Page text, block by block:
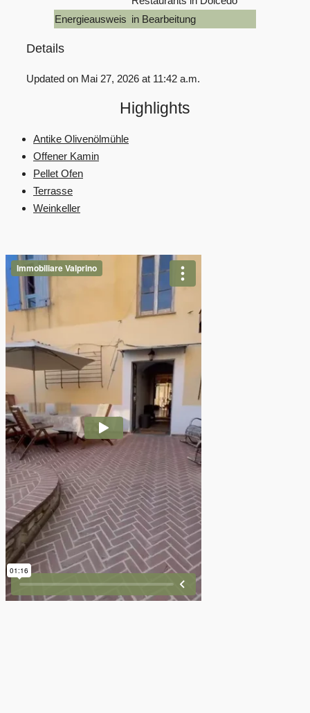
Energieausweis in Bearbeitung
Details
Updated on Mai 27, 2026 at 11:42 a.m.
Highlights
Antike Olivenölmühle
Offener Kamin
Pellet Ofen
Terrasse
Weinkeller